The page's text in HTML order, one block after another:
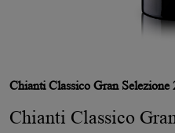
Chianti Classico Gran Selezione
Chianti Classico